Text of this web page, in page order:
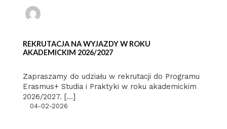
REKRUTACJA NA WYJAZDY W ROKU
AKADEMICKIM 2026/2027
Zapraszamy do udziału w rekrutacji do Programu
Erasmus+ Studia i Praktyki w roku akademickim
2026/2027. […]
04-02-2026